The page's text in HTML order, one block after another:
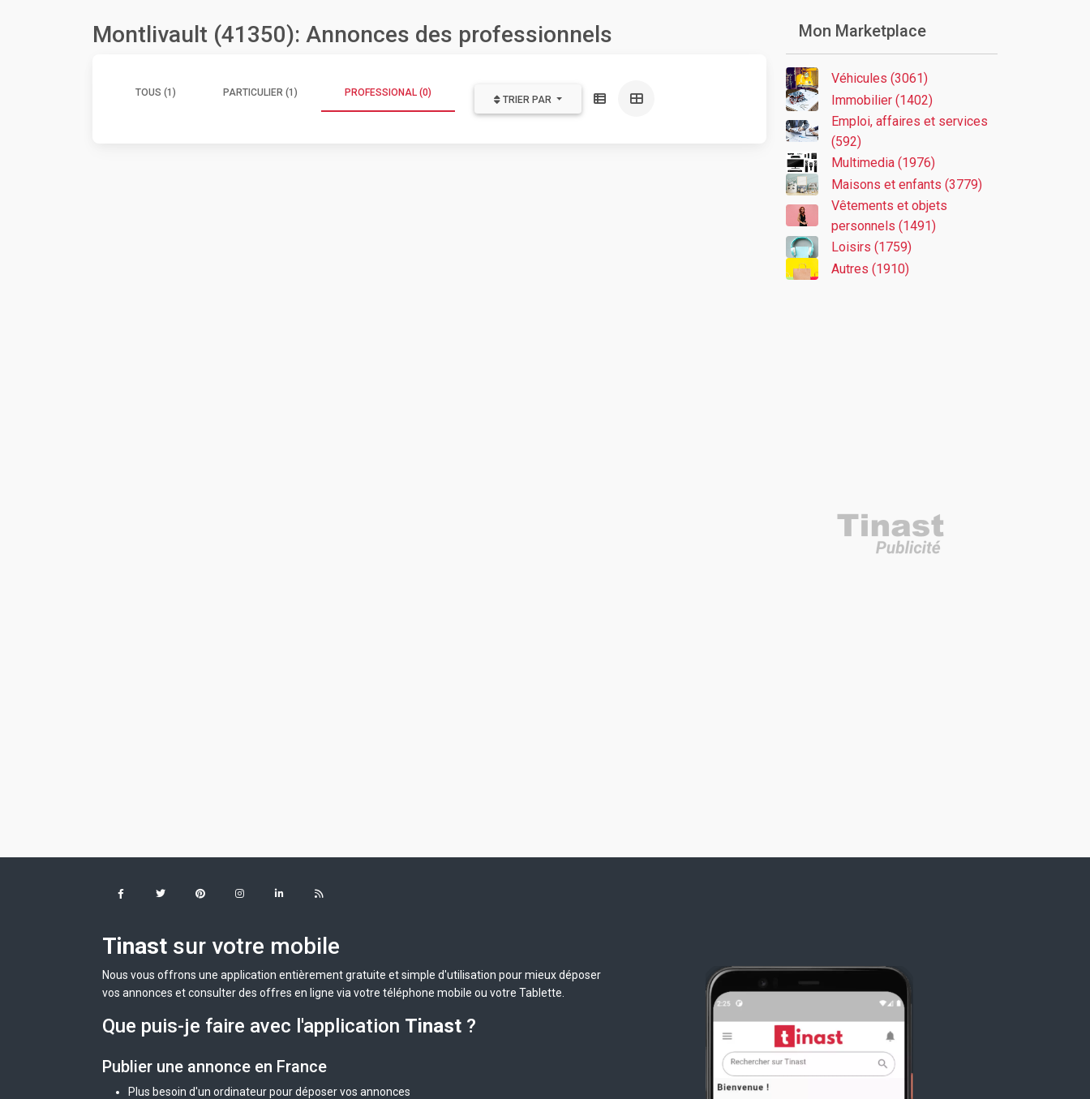
Montlivault (41350): Annonces des professionnels
TOUS (1) PARTICULIER (1) PROFESSIONAL (0)
TRIER PAR
Mon Marketplace
Véhicules (3061)
Immobilier (1402)
Emploi, affaires et services
(592)
Multimedia (1976)
Maisons et enfants (3779)
Vêtements et objets
personnels (1491)
Loisirs (1759)
Autres (1910)
Tinast sur votre mobile
Nous vous offrons une application entièrement gratuite et simple d'utilisation pour mieux déposer
vos annonces et consulter des offres en ligne via votre téléphone mobile ou votre Tablette.
Que puis-je faire avec l'application Tinast ?
Publier une annonce en France
Plus besoin d'un ordinateur pour déposer vos annonces